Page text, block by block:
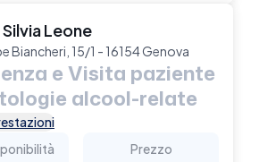
Leone
Biancheri, 15/1 - 16154 Genova
e Visita paziente
alcool-relate
Prezzo